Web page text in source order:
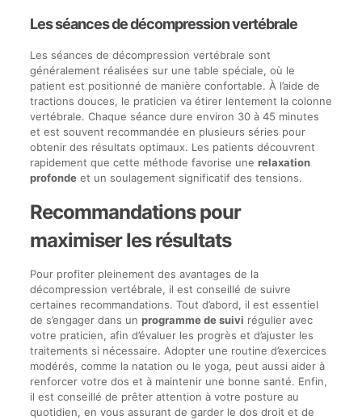
Les séances de décompression vertébrale
Les séances de décompression vertébrale sont
généralement réalisées sur une table spéciale, où le
patient est positionné de manière confortable. À l’aide de
tractions douces, le praticien va étirer lentement la colonne
vertébrale. Chaque séance dure environ 30 à 45 minutes
et est souvent recommandée en plusieurs séries pour
obtenir des résultats optimaux. Les patients découvrent
rapidement que cette méthode favorise une relaxation
profondeet un soulagement significatif des tensions.
Recommandations pour
maximiser les résultats
Pour profiter pleinement des avantages de la
décompression vertébrale, il est conseillé de suivre
certaines recommandations. Tout d’abord, il est essentiel
de s’engager dans un programme de suivi régulier avec
votre praticien, afin d’évaluer les progrès et d’ajuster les
traitements si nécessaire. Adopter une routine d’exercices
modérés, comme la natation ou le yoga, peut aussi aider à
renforcer votre dos et à maintenir une bonne santé. Enfin,
il est conseillé de prêter attention à votre posture au
quotidien, en vous assurant de garder le dos droit et de